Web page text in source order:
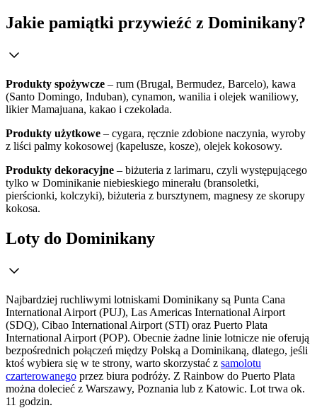
Jakie pamiątki przywieźć z Dominikany?
Produkty spożywcze – rum (Brugal, Bermudez, Barcelo), kawa
(Santo Domingo, Induban), cynamon, wanilia i olejek waniliowy,
likier Mamajuana, kakao i czekolada.
Produkty użytkowe – cygara, ręcznie zdobione naczynia, wyroby
z liści palmy kokosowej (kapelusze, kosze), olejek kokosowy.
Produkty dekoracyjne – biżuteria z larimaru, czyli występującego
tylko w Dominikanie niebieskiego minerału (bransoletki,
pierścionki, kolczyki), biżuteria z bursztynem, magnesy ze skorupy
kokosa.
Loty do Dominikany
Najbardziej ruchliwymi lotniskami Dominikany są Punta Cana
International Airport (PUJ), Las Americas International Airport
(SDQ), Cibao International Airport (STI) oraz Puerto Plata
International Airport (POP). Obecnie żadne linie lotnicze nie oferują
bezpośrednich połączeń między Polską a Dominikaną, dlatego, jeśli
ktoś wybiera się w te strony, warto skorzystać z samolotu
czarterowanego przez biura podróży. Z Rainbow do Puerto Plata
można dolecieć z Warszawy, Poznania lub z Katowic. Lot trwa ok.
11 godzin.